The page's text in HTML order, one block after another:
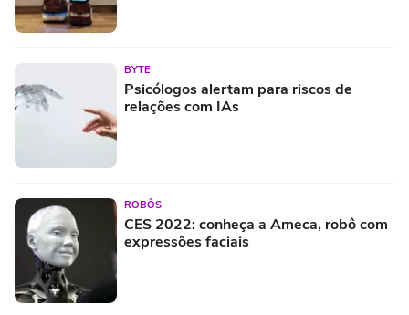
BYTE
Psicólogos alertam para riscos de
relações com IAs
ROBÔS
CES 2022: conheça a Ameca, robô com
expressões faciais